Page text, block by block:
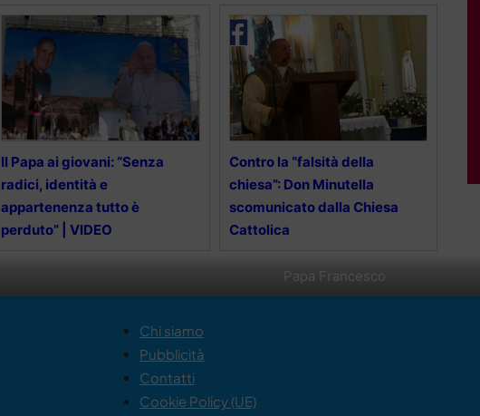
Papa Francesco
Il Papa ai giovani: “Senza
radici, identità e
appartenenza tutto è
perduto” | VIDEO
Contro la “falsità della
chiesa”: Don Minutella
scomunicato dalla Chiesa
Cattolica
Chi siamo
Pubblicità
Contatti
Cookie Policy (UE)